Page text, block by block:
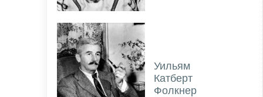
Уильям
Катберт
Фолкнер